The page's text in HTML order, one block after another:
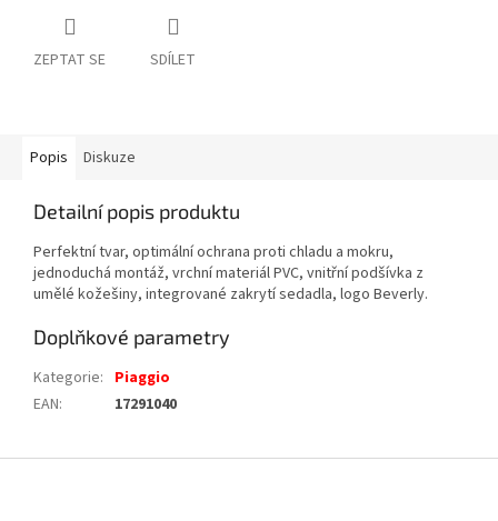
ZEPTAT SE SDÍLET
Popis Diskuze
Detailní popis produktu
Perfektní tvar, optimální ochrana proti chladu a mokru,
jednoduchá montáž, vrchní materiál PVC, vnitřní podšívka z
umělé kožešiny, integrované zakrytí sedadla, logo Beverly.
Doplňkové parametry
Kategorie: Piaggio
EAN: 17291040